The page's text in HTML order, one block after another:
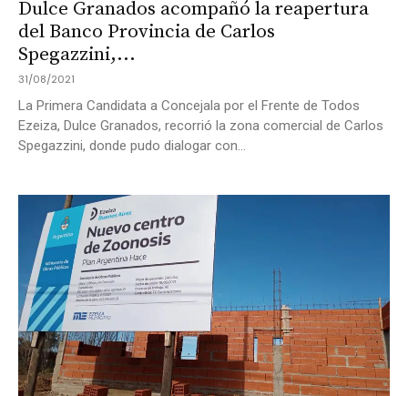
Dulce Granados acompañó la reapertura
del Banco Provincia de Carlos
Spegazzini,...
31/08/2021
La Primera Candidata a Concejala por el Frente de Todos
Ezeiza, Dulce Granados, recorrió la zona comercial de Carlos
Spegazzini, donde pudo dialogar con...